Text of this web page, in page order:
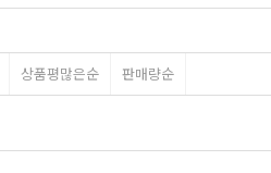
상품평많은순 판매량순